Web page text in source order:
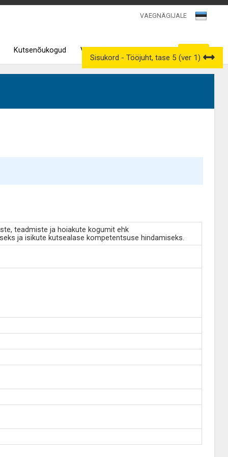
VAEGNÄGIJALE
Kutsenõukogud Väljavõtted kutseregistrist
Sisukord - Tööjuht, tase 5 (ver 1)
teadmiste ja hoiakute kogumit ehk
ja isikute kutsealase kompetentsuse hindamiseks.